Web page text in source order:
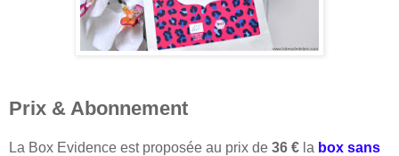
Prix & Abonnement
La Box Evidence est proposée au prix de 36 € la box sans